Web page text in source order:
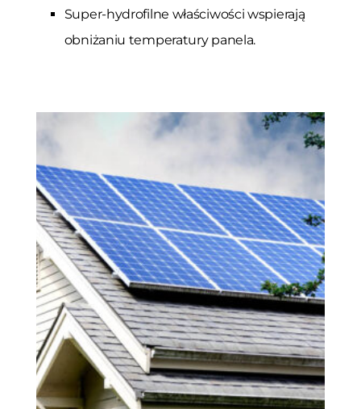
Super-hydrofilne właściwości wspierają
obniżaniu temperatury panela.